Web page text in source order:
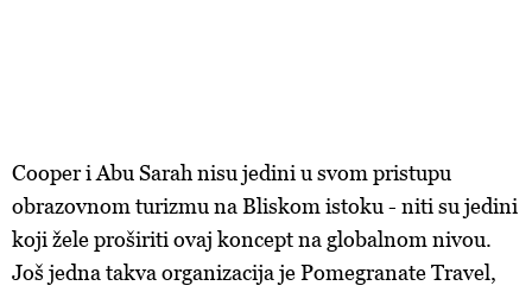
Cooper i Abu Sarah nisu jedini u svom pristupu
obrazovnom turizmu na Bliskom istoku - niti su jedini
koji žele proširiti ovaj koncept na globalnom nivou.
Još jedna takva organizacija je Pomegranate Travel,